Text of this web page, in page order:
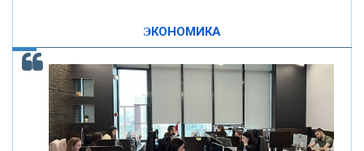
ОНАС
КОНТАКТЫ
ЭКОНОМИКА